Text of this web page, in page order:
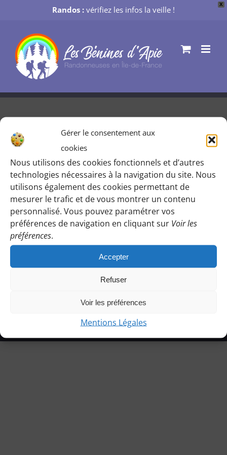
Gérer le consentement aux
cookies
Nous utilisons des cookies fonctionnels et d’autres
technologies nécessaires à la navigation du site. Nous
utilisons également des cookies permettant de
mesurer le trafic et de vous montrer un contenu
personnalisé. Vous pouvez paramétrer vos
préférences de navigation en cliquant sur Voir les
préférences.
Accepter
Refuser
Voir les préférences
Mentions Légales
X
Randos : vérifiez les infos la veille !
contenu
Rando du soir, bonsoir… de Neuilly-
Plaisance à Nogent [CONFIRMÉE]
ParGaïa [ webmaster ] | 7 mars 2019
© Copyright 2021 | Les Bénines d’Apie |Mentions légales